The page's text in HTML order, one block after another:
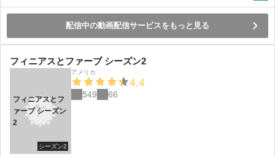
配信中の動画配信サービスをもっと見る
フィニアスとファーブ シーズン2
シーズン2
フィニアスとフ
ァーブ シーズン
2
アメリカ
4.4
549 66